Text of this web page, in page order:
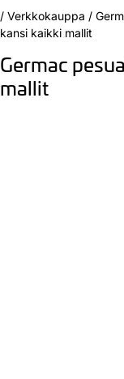
/ Verkkokauppa /
kansi kaikki mallit
Germac
mallit